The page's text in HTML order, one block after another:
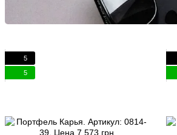
5
5